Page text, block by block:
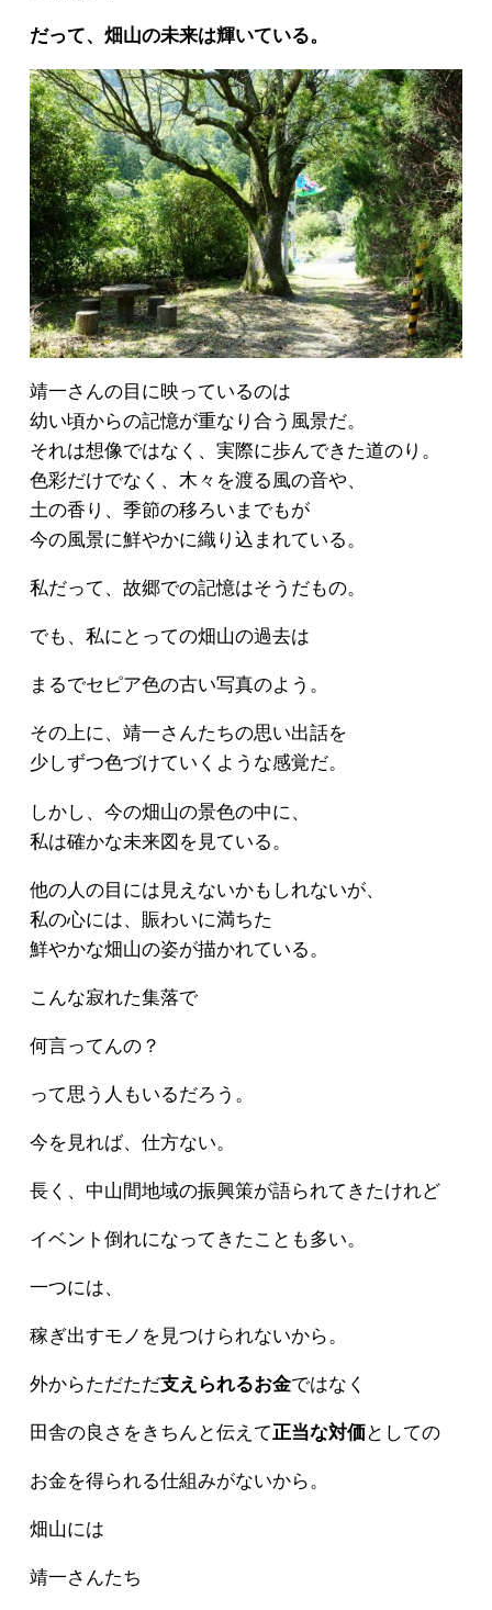
だって、畑山の未来は輝いている。
靖一さんの目に映っているのは
幼い頃からの記憶が重なり合う風景だ。
それは想像ではなく、実際に歩んできた道のり。
色彩だけでなく、木々を渡る風の音や、
土の香り、季節の移ろいまでもが
今の風景に鮮やかに織り込まれている。
私だって、故郷での記憶はそうだもの。
でも、私にとっての畑山の過去は
まるでセピア色の古い写真のよう。
その上に、靖一さんたちの思い出話を
少しずつ色づけていくような感覚だ。
しかし、今の畑山の景色の中に、
私は確かな未来図を見ている。
他の人の目には見えないかもしれないが、
私の心には、賑わいに満ちた
鮮やかな畑山の姿が描かれている。
こんな寂れた集落で
何言ってんの？
って思う人もいるだろう。
今を見れば、仕方ない。
長く、中山間地域の振興策が語られてきたけれど
イベント倒れになってきたことも多い。
一つには、
稼ぎ出すモノを見つけられないから。
外からただただ支えられるお金ではなく
田舎の良さをきちんと伝えて正当な対価としての
お金を得られる仕組みがないから。
畑山には
靖一さんたち